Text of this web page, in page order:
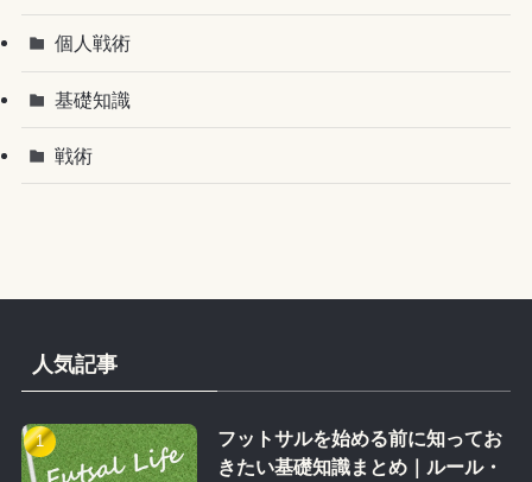
個人戦術
基礎知識
戦術
人気記事
フットサルを始める前に知ってお
きたい基礎知識まとめ｜ルール・